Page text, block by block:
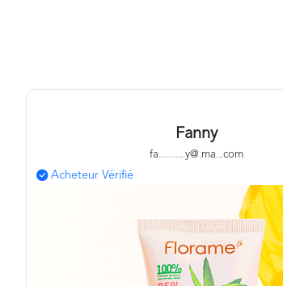
Fanny
fa...........y@.ma...com
Acheteur Vérifié